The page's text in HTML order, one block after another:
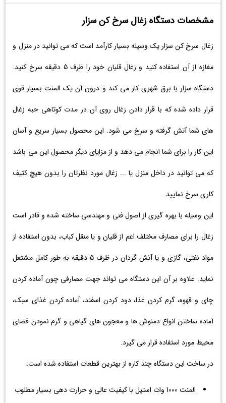
مشخصات دستگاه زغال سرخ کن سزار
زغال سرخ کن سزار یک وسیله بسیار کارآمد است که می توانید در منزل و
مغازه از آن استفاده کنید و زغال قلیان خود را ظرف 5 دقیقه سرخ کنید.
دستگاه سزار با برق شهری کار می کند و درون آن یک المنت بسیار قوی
قرار داده شده که با قرار دادن زغال روی آن در مدت کوتاهی حبه زغال
های شما آتش گرفته و سرخ می شود. این محصول بسیار سریع و آسان
این کار را برای شما انجام می دهد و از مزایای دیگر محصول این می باشد
که می توانید در داخل منزل یا ... زغال مورد نظرتان را بدون هیچ کثیف
کاری سرخ نمایید.
این وسیله با بهره گیری از اصول فنی و مهندسی ساخته شده و قادر است
زغال را برای مصارف مختلف اعم از قلیان و یا منقل کباب، بدون استفاده از
مواد نفتی، گازی و یا آتش گردان در ظرف 5 دقیقه به طور کامل مشتعل
نماید. علاوه بر آن این دستگاه می تواند جهت مصارفی چون آماده کردن
چای و قهوه، گرم کردن غذا، دود کردن اسفند، آماده کردن غذای سبک،
آماده ساختن انواع دمنوش ها و معجون های گیاهی و گرم نمودن فضای
محیط مورد استفاده قرار می گیرد.
در ساخت این دستگاه چند کاره از بهترین قطعات استفاده شده است:
المنت 1000 وات استیل با کیفیت عالی و حرارت دهی بسیار مطلوب